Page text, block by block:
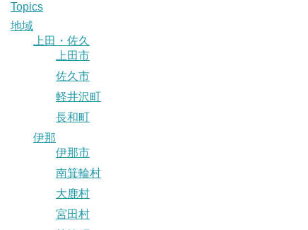
Topics
地域
上田・佐久
上田市
佐久市
軽井沢町
長和町
伊那
伊那市
南箕輪村
大鹿村
宮田村